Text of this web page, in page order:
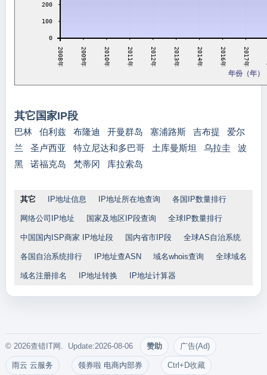
0
100
200
2008年 2009年 2010年 2011年 2012年 2013年 2014年 2016年 2017年
年份（年）
其它国家IP段
巴林 伯利兹 布隆迪 开曼群岛 塞浦路斯 吉布提
爱尔
兰
圣卢西亚 特立尼达和多巴哥 土库曼斯坦 乌拉圭
波
黑
诺福克岛 梵蒂冈 库拉索岛
其它 IP地址信息 IP地址所在地查询 各国IP数量排行
网络公司IP地址 国家及地区IP段查询 全球IP数量排行
中国国内ISP商家 IP地址段 国内省市IP段 全球AS自治系统
各国自治系统排行 IP地址查ASN 域名whois查询 全球域名
域名注册排名 IP地址转换 IP地址计算器
© 2026查错IT网. Update:2026-08-06 赞助 广告(Ad)
雨云 云服务 领券啦 电商内部券 Ctrl+D收藏